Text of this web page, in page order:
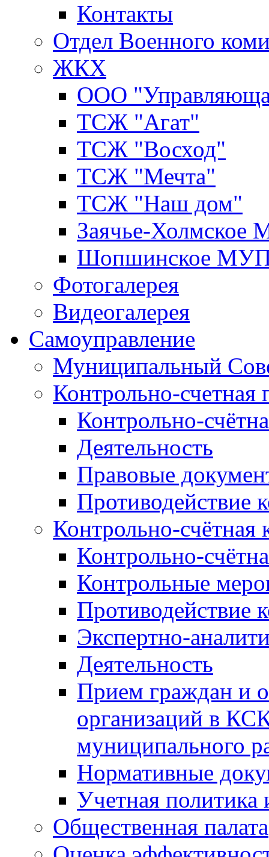
Контакты
Отдел Военного
ЖКХ
ООО
ТСЖ "Агат"
ТСЖ "Восход"
ТСЖ "Мечта"
ТСЖ "Наш дом"
Заячье-
Шопшинское
Фотогалерея
Видеогалерея
Самоуправление
Муниципальный
Контрольно-счетная
Контрольно-
Деятельность
Правовые
Противодействие
Контрольно-счётная
Контрольно-
Контрольные
Противодействие
Экспертно-
Деятельность
Прием граждан и
организаций в
муниципального
Нормативные
Учетная политика
Общественная палата